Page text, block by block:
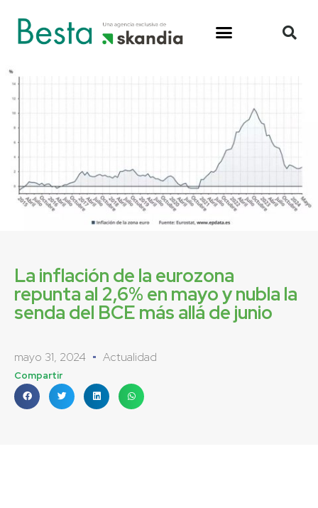
La inflación de la eurozona
repunta al 2,6% en mayo y nubla la
senda del BCE más allá de junio
mayo 31, 2024 Actualidad
Compartir